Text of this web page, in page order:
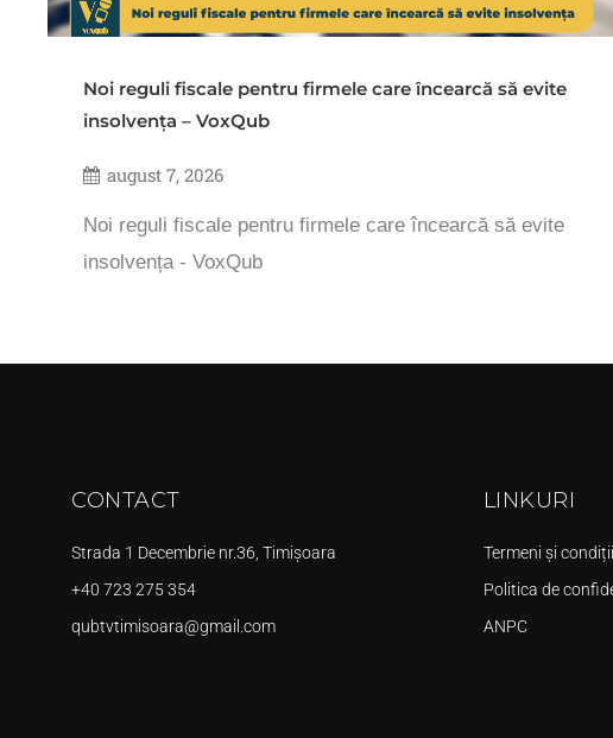
Noi reguli fiscale pentru firmele care încearcă să evite
insolvența – VoxQub
august 7, 2026
Noi reguli fiscale pentru firmele care încearcă să evite
insolvența - VoxQub
CONTACT
Strada 1 Decembrie nr.36, Timișoara
+40 723 275 354
qubtvtimisoara@gmail.com
LINKURI
Termeni și condiții
Politica de
ANPC